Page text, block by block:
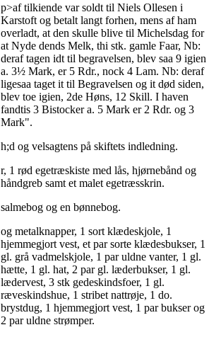
p>af tilkiende var soldt til Niels Ollesen i
Karstoft og betalt langt forhen, mens af ham
overladt, at den skulle blive til Michelsdag for
at Nyde dends Melk, thi stk. gamle Faar, Nb:
deraf tagen idt til begravelsen, blev saa 9 igien
a. 3½ Mark, er 5 Rdr., nock 4 Lam. Nb: deraf
ligesaa taget it til Begravelsen og it død siden,
blev toe igien, 2de Høns, 12 Skill. I haven
fandtis 3 Bistocker a. 5 Mark er 2 Rdr. og 3
Mark".
h;d og velsagtens på skiftets indledning.
r, 1 rød egetræskiste med lås, hjørnebånd og
håndgreb samt et malet egetræsskrin.
salmebog og en bønnebog.
og metalknapper, 1 sort klædeskjole, 1
hjemmegjort vest, et par sorte klædesbukser, 1
gl. grå vadmelskjole, 1 par uldne vanter, 1 gl.
hætte, 1 gl. hat, 2 par gl. læderbukser, 1 gl.
lædervest, 3 stk gedeskindsfoer, 1 gl.
ræveskindshue, 1 stribet nattrøje, 1 do.
brystdug, 1 hjemmegjort vest, 1 par bukser og
2 par uldne strømper.